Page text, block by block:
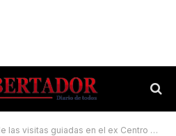
guiadas en el ex Centro Clandestino de Detención RI9